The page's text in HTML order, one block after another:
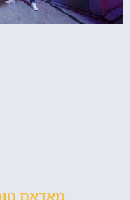
מאדאם